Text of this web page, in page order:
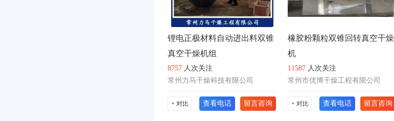
锂电正极材料自动进出料双锥
真空干燥机组
8757 人次关注
常州力马干燥科技有限公司
+ 对比 查看电话 留言咨询
橡胶粉颗粒双锥回转真空干燥
机
11587 人次关注
常州市优博干燥工程有限公司
+ 对比 查看电话 留言咨询